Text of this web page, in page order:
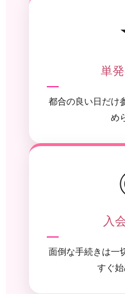
単
都合の良い日だけ
め
入
面倒な手続きは一
すぐ